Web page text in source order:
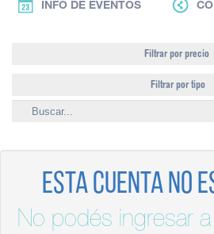
INFO DE EVENTOS
Filtrar por precio
Filtrar por tipo
Esta cuenta no
No podés ingresar